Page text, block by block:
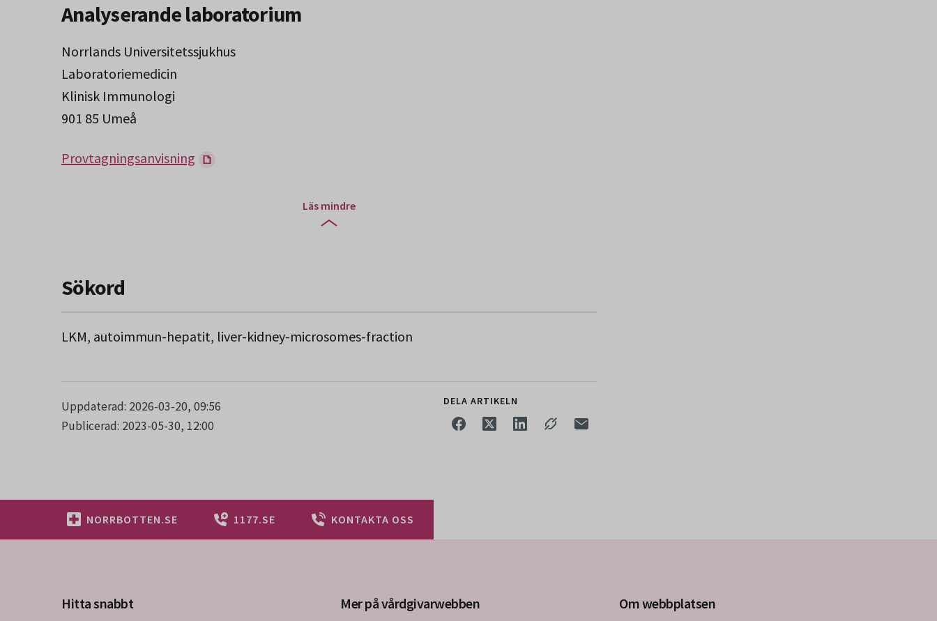
Analyserande laboratorium
Norrlands Universitetssjukhus
Laboratoriemedicin
Klinisk Immunologi
901 85 Umeå
Provtagningsanvisning
Läs mindre
Sökord
LKM, autoimmun-hepatit, liver-kidney-microsomes-fraction
Uppdaterad: 2026-03-20, 09:56
Publicerad: 2023-05-30, 12:00
DELA ARTIKELN
NORRBOTTEN.SE 1177.SE KONTAKTA OSS
Hitta snabbt Mer på vårdgivarwebben Om webbplatsen